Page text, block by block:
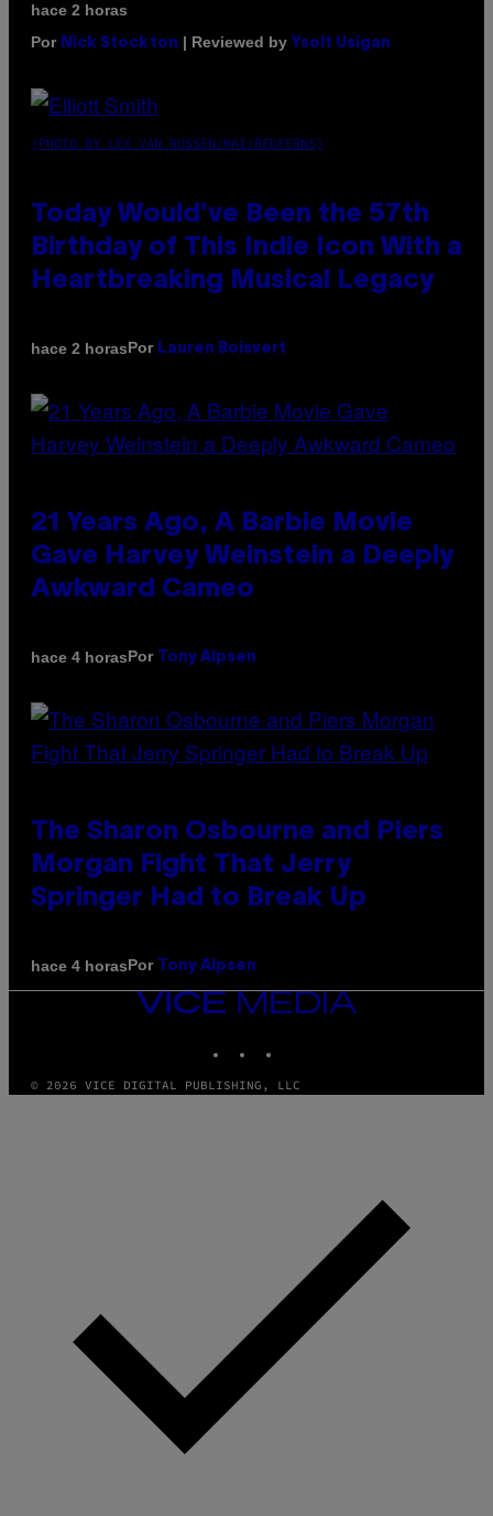
hace 2 horas
Por Nick Stockton | Reviewed by Ysolt Usigan
(PHOTO BY LEX VAN ROSSEN/MAI/REDFERNS)
Today Would’ve Been the 57th
Birthday of This Indie Icon With a
Heartbreaking Musical Legacy
hace 2 horasPor Lauren Boisvert
21 Years Ago, A Barbie Movie
Gave Harvey Weinstein a Deeply
Awkward Cameo
hace 4 horasPor Tony Alpsen
The Sharon Osbourne and Piers
Morgan Fight That Jerry
Springer Had to Break Up
hace 4 horasPor Tony Alpsen
VICE
MEDIA
© 2026 VICE DIGITAL PUBLISHING, LLC